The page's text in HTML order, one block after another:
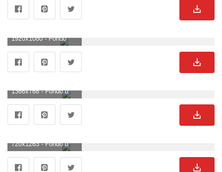
1920x1080 - Fondo de pantalla de 1920x1080. Wallpaper HD 1080p de truenos.
1366x768 - Fondo de pantalla de 1366x768. Fondo de pantalla de truenos.
720x1263 - Fondo de pantalla de 720x1263. Wallpaper para celular de truenos.